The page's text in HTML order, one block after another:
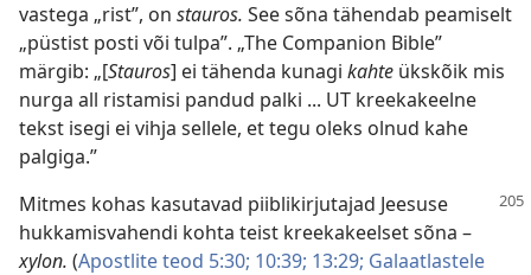
vastega „rist”, on stauros. See sõna tähendab peamiselt
„püstist posti või tulpa”. „The Companion Bible”
märgib: „[Stauros] ei tähenda kunagi kahte ükskõik mis
nurga all ristamisi pandud palki ... UT kreekakeelne
tekst isegi ei vihja sellele, et tegu oleks olnud kahe
palgiga.”
Mitmes kohas kasutavad piiblikirjutajad Jeesuse
hukkamisvahendi kohta teist kreekakeelset sõna –
xylon. (Apostlite teod 5:30; 10:39; 13:29; Galaatlastele